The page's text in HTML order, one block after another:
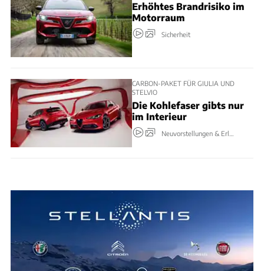
Erhöhtes Brandrisiko im
Motorraum
Sicherheit
CARBON-PAKET FÜR GIULIA UND
STELVIO
Die Kohlefaser gibts nur
im Interieur
Neuvorstellungen & Erlkönige